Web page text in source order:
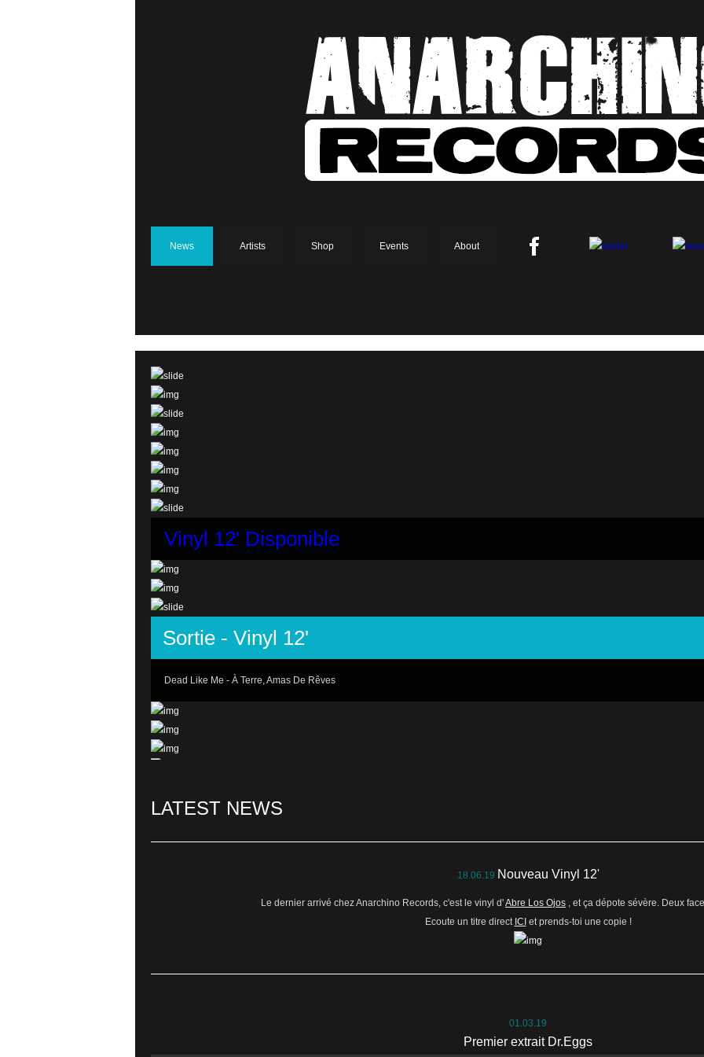
News Artists Shop Events About
Vinyl 12' Disponible
Sortie - Vinyl 12'
Dead Like Me - À Terre, Amas De Rêves
Sortie- 7" Vinyl
Beaver, Hardcore/Punk from Poland - EP - Sortie en Octobre 2014
LATEST NEWS
18.06.19 Nouveau Vinyl 12'
Le dernier arrivé chez Anarchino Records, c'est le vinyl d'Abre Los Ojos , et ça dépote sévère. Deux
Ecoute un titre direct ICI et prends-toi une copie !
01.03.19
Premier extrait Dr.Eggs